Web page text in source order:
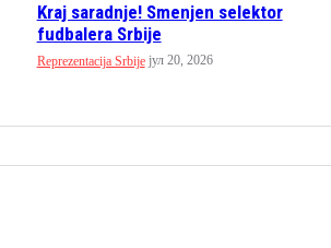
Kraj saradnje! Smenjen selektor
fudbalera Srbije
Reprezentacija Srbije јул 20, 2026